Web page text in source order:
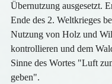
Übernutzung ausgesetzt.
Ende des 2. Weltkrieges
Nutzung von Holz und
kontrollieren und dem
Sinne des Wortes "Luft
geben".